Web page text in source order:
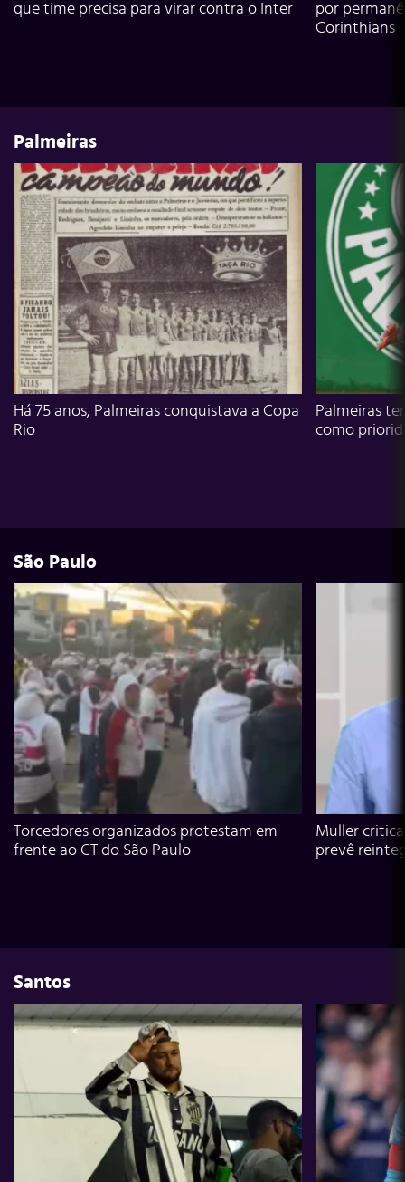
que time precisa para virar contra o Inter
por
Corinthians
Palmeiras
Há 75 anos, Palmeiras conquistava a Copa
Rio
Palmeiras
como
São Paulo
Torcedores organizados protestam em
frente ao CT do São Paulo
Muller
prevê
Santos